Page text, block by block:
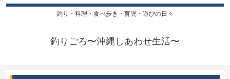
釣り・料理・食べ歩き・育児・遊びの日々
釣りごろ〜沖縄しあわせ生活〜